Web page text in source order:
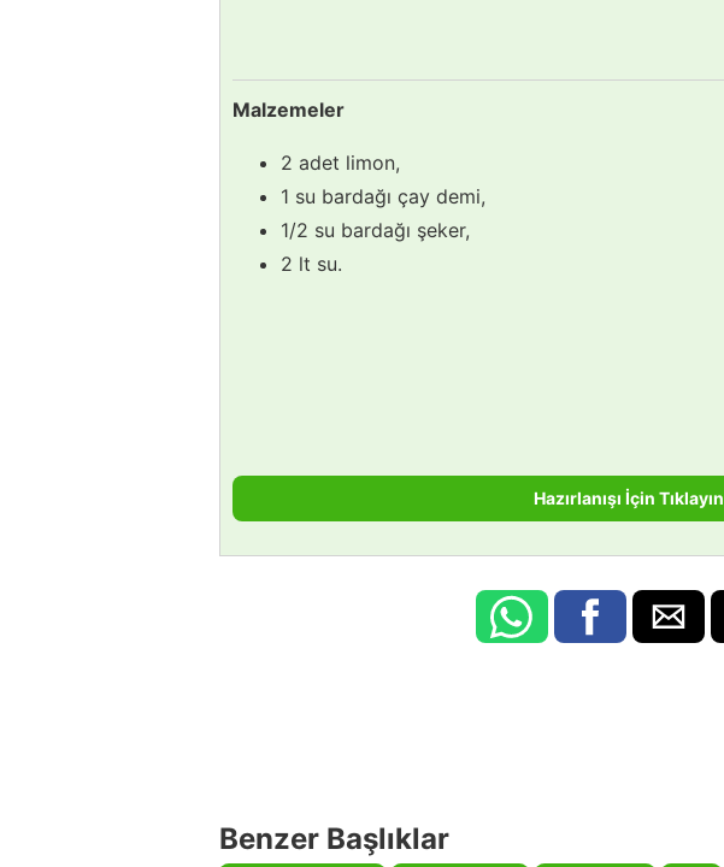
Malzemeler
2 adet limon,
1 su bardağı çay demi,
1/2 su bardağı şeker,
2 lt su.
Hazırlanışı İçin Tıklayın
Benzer Başlıklar